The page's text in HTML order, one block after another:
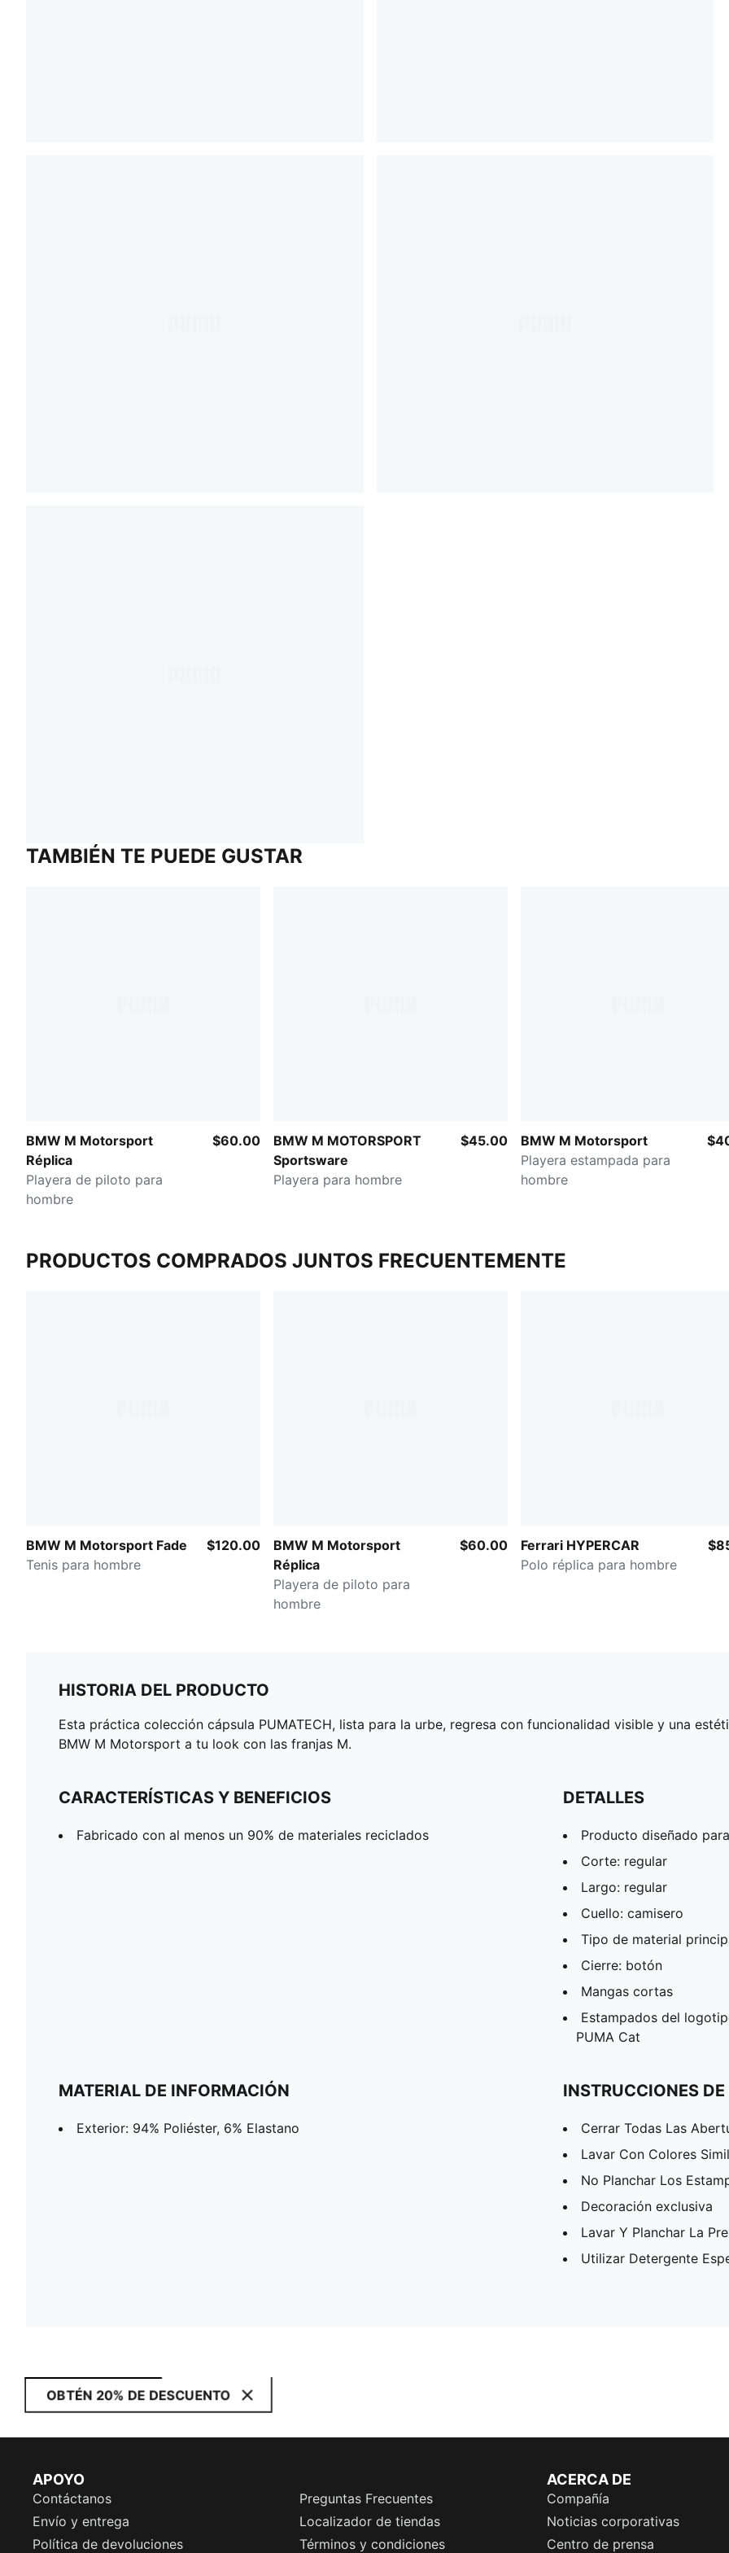
TAMBIÉN TE PUEDE GUSTAR
BMW M Motorsport
Réplica
Playera de piloto para
hombre
$60.00
BMW M MOTORSPORT
Sportsware
Playera para hombre
$45.00
BMW M Motorsport
Playera estampada para
hombre
PRODUCTOS COMPRADOS JUNTOS FRECUENTEMENTE
BMW M Motorsport Fade
Tenis para hombre
$120.00
BMW M Motorsport
Réplica
Playera de piloto para
hombre
$60.00
Ferrari HYPERCAR
Polo réplica para hombre
HISTORIA DEL PRODUCTO
Esta práctica colección cápsula PUMATECH, lista para la urbe, regresa con funcionalidad visible y una
BMW M Motorsport a tu look con las franjas M.
CARACTERÍSTICAS Y BENEFICIOS
Fabricado con al menos un 90% de materiales reciclados
DETALLES
Producto diseñado
Corte: regular
Largo: regular
Cuello: camisero
Tipo de material
Cierre: botón
Mangas cortas
Estampados del
PUMA Cat
MATERIAL DE INFORMACIÓN
Exterior: 94% Poliéster, 6% Elastano
INSTRUCCIONES
Cerrar Todas Las
Lavar Con Colores
No Planchar Los
Decoración exclusiva
Lavar Y Planchar La
Utilizar Detergente
OBTÉN 20% DE DESCUENTO
APOYO
Contáctanos
Preguntas Frecuentes
Envío y entrega
Localizador de tiendas
Política de devoluciones
Términos y condiciones
ACERCA DE
Compañía
Noticias corporativas
Centro de prensa